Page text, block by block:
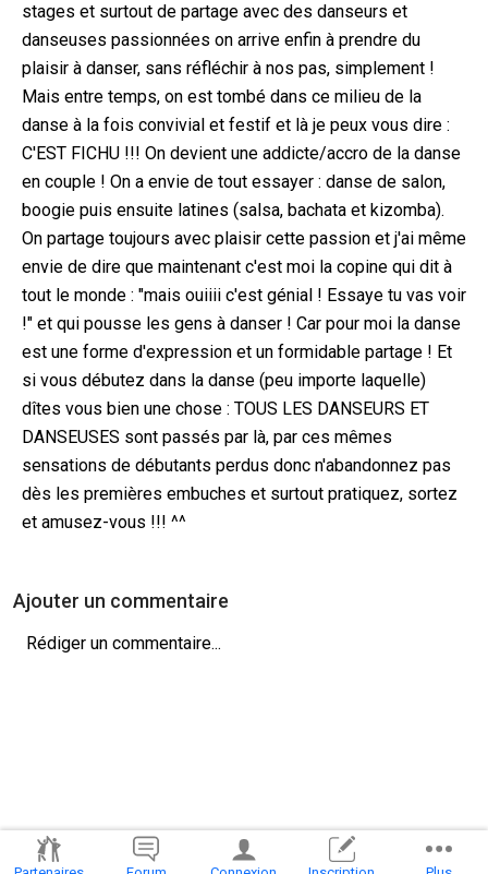
stages et surtout de partage avec des danseurs et
danseuses passionnées on arrive enfin à prendre du
plaisir à danser, sans réfléchir à nos pas, simplement !
Mais entre temps, on est tombé dans ce milieu de la
danse à la fois convivial et festif et là je peux vous dire :
C'EST FICHU !!! On devient une addicte/accro de la danse
en couple ! On a envie de tout essayer : danse de salon,
boogie puis ensuite latines (salsa, bachata et kizomba).
On partage toujours avec plaisir cette passion et j'ai même
envie de dire que maintenant c'est moi la copine qui dit à
tout le monde : "mais ouiiii c'est génial ! Essaye tu vas voir
!" et qui pousse les gens à danser ! Car pour moi la danse
est une forme d'expression et un formidable partage ! Et
si vous débutez dans la danse (peu importe laquelle)
dîtes vous bien une chose : TOUS LES DANSEURS ET
DANSEUSES sont passés par là, par ces mêmes
sensations de débutants perdus donc n'abandonnez pas
dès les premières embuches et surtout pratiquez, sortez
et amusez-vous !!! ^^
Ajouter un commentaire